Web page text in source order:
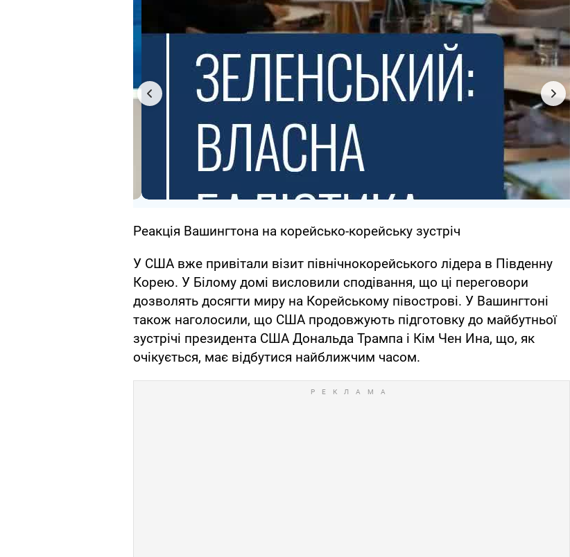
Реакція Вашингтона на корейсько-корейську зустріч
У США вже привітали візит північнокорейського лідера в Південну
Корею. У Білому домі висловили сподівання, що ці переговори
дозволять досягти миру на Корейському півострові. У Вашингтоні
також наголосили, що США продовжують підготовку до майбутньої
зустрічі президента США Дональда Трампа і Кім Чен Ина, що, як
очікується, має відбутися найближчим часом.